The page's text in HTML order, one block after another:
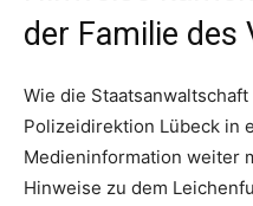
der Familie des
Wie die
Polizeidirektion Lübeck in
Medieninformation weiter
Hinweise zu dem